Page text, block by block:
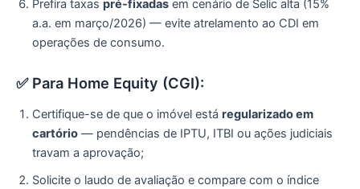
Prefira taxas pré-fixadas em cenário de Selic alta (15%
a.a. em março/2026) — evite atrelamento ao CDI em
operações de consumo.
✅ Para Home Equity (CGI):
Certifique-se de que o imóvel está regularizado em
cartório — pendências de IPTU, ITBI ou ações judiciais
travam a aprovação;
Solicite o laudo de avaliação e compare com o índice